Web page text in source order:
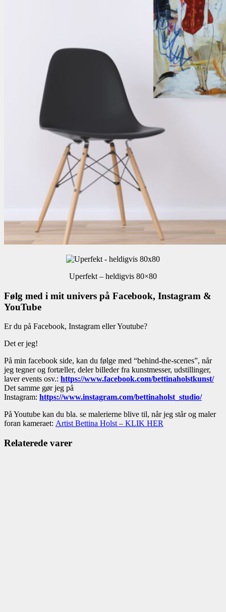
Uperfekt – heldigvis 80×80
Følg med i mit univers på Facebook, Instagram &
YouTube
Er du på Facebook, Instagram eller Youtube?
Det er jeg!
På min facebook side, kan du følge med “behind-the-scenes”, når
jeg tegner og fortæller, deler billeder fra kunstmesser, udstillinger,
laver events osv.: https://www.facebook.com/bettinaholstkunst/
Det samme gør jeg på
Instagram: https://www.instagram.com/bettinaholst_studio/
På Youtube kan du bla. se malerierne blive til, når jeg står og maler
foran kameraet: Artist Bettina Holst – KLIK HER
Relaterede varer